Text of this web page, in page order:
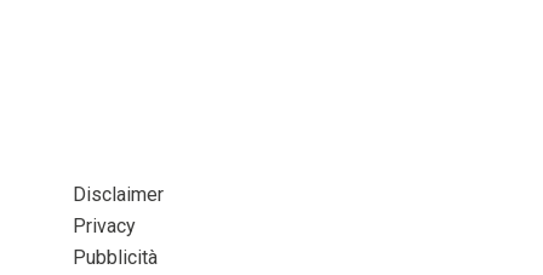
Disclaimer
Privacy
Pubblicità